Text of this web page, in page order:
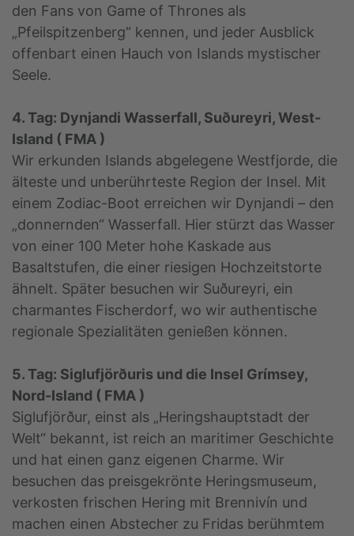
den Fans von Game of Thrones als
„Pfeilspitzenberg“ kennen, und jeder Ausblick
offenbart einen Hauch von Islands mystischer
Seele.
4. Tag: Dynjandi Wasserfall, Suðureyri, West-
Island ( FMA )
Wir erkunden Islands abgelegene Westfjorde, die
älteste und unberührteste Region der Insel. Mit
einem Zodiac-Boot erreichen wir Dynjandi – den
„donnernden“ Wasserfall. Hier stürzt das Wasser
von einer 100 Meter hohe Kaskade aus
Basaltstufen, die einer riesigen Hochzeitstorte
ähnelt. Später besuchen wir Suðureyri, ein
charmantes Fischerdorf, wo wir authentische
regionale Spezialitäten genießen können.
5. Tag: Siglufjörðuris und die Insel Grímsey,
Nord-Island ( FMA )
Siglufjörður, einst als „Heringshauptstadt der
Welt“ bekannt, ist reich an maritimer Geschichte
und hat einen ganz eigenen Charme. Wir
besuchen das preisgekrönte Heringsmuseum,
verkosten frischen Hering mit Brennivín und
machen einen Abstecher zu Fridas berühmtem